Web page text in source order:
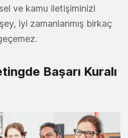
ve kamu iletişiminizi
iyi zamanlanmış birkaç
Başarı Kuralı